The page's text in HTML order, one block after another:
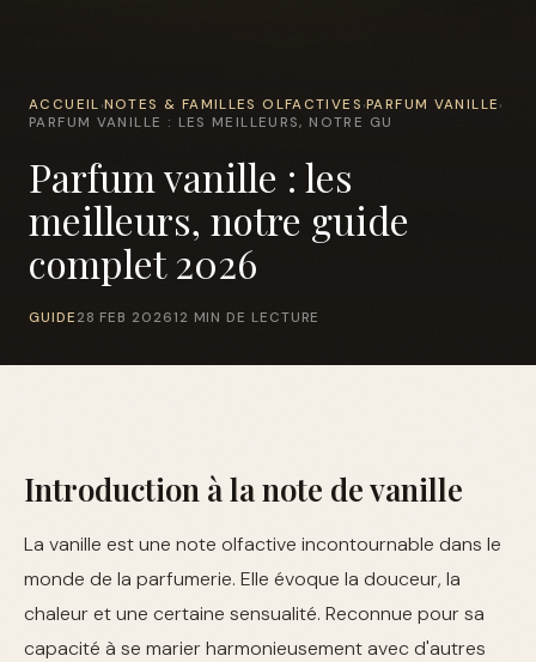
ACCUEIL ›NOTES & FAMILLES OLFACTIVES ›PARFUM VANILLE ›
PARFUM VANILLE : LES MEILLEURS, NOTRE GU
Parfum vanille : les
meilleurs, notre guide
complet 2026
GUIDE 28 FEB 202612 MIN DE LECTURE
Introduction à la note de vanille
La vanille est une note olfactive incontournable dans le
monde de la parfumerie. Elle évoque la douceur, la
chaleur et une certaine sensualité. Reconnue pour sa
capacité à se marier harmonieusement avec d'autres